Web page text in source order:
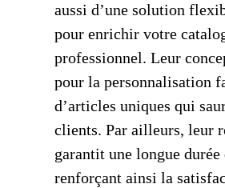
aussi d’une solution
pour enrichir votre
professionnel. Leur
pour la personnalisation
d’articles uniques qui
clients. Par ailleurs, leur
garantit une longue
renforçant ainsi la